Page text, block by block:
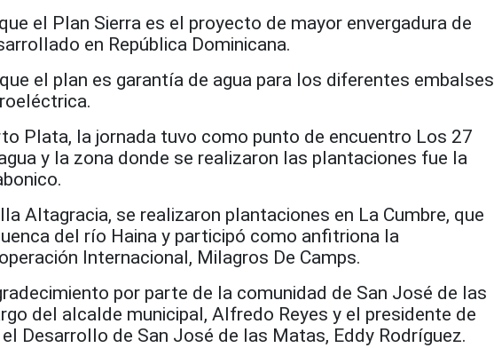
el Plan Sierra es el proyecto de mayor envergadura de
en República Dominicana.
el plan es garantía de agua para los diferentes embalses
Plata, la jornada tuvo como punto de encuentro Los 27
y la zona donde se realizaron las plantaciones fue la
Altagracia, se realizaron plantaciones en La Cumbre, que
del río Haina y participó como anfitriona la
Internacional, Milagros De Camps.
por parte de la comunidad de San José de las
del alcalde municipal, Alfredo Reyes y el presidente de
el Desarrollo de San José de las Matas, Eddy Rodríguez.